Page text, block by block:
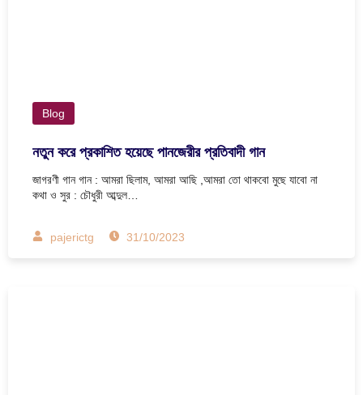
Blog
নতুন করে প্রকাশিত হয়েছে পানজেরীর প্রতিবাদী গান
জাগরণী গান গান : আমরা ছিলাম, আমরা আছি ,আমরা তো থাকবো মুছে যাবো না
কথা ও সুর : চৌধুরী আব্দুল…
pajerictg 31/10/2023